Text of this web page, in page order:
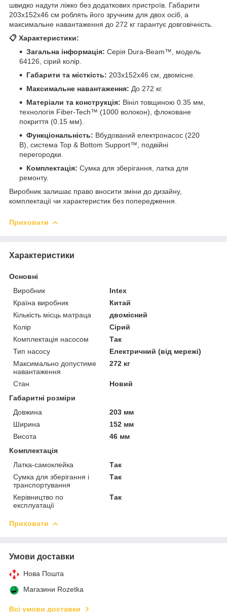
швидко надути ліжко без додаткових пристроїв. Габарити
203x152x46 см роблять його зручним для двох осіб, а
максимальне навантаження до 272 кг гарантує довговічність.
📋 Характеристики:
Загальна інформація: Серія Dura-Beam™, модель
64126, сірий колір.
Габарити та місткість: 203x152x46 см, двомісне.
Максимальне навантаження: До 272 кг.
Матеріали та конструкція: Вініл товщиною 0.35 мм,
технологія Fiber-Tech™ (1000 волокон), флоковане
покриття (0.15 мм).
Функціональність: Вбудований електронасос (220
В), система Top & Bottom Support™, подвійні
перегородки.
Комплектація: Сумка для зберігання, латка для
ремонту.
Виробник залишає право вносити зміни до дизайну,
комплектації чи характеристик без попередження.
Приховати
Характеристики
Основні
Виробник
Intex
Країна виробник
Китай
Кількість місць матраца
двомісний
Колір
Сірий
Комплектація насосом
Так
Тип насосу
Електричний (від мережі)
Максимально допустиме
навантаження
272 кг
Стан
Новий
Габаритні розміри
Довжина
203 мм
Ширина
152 мм
Висота
46 мм
Комплектація
Латка-самоклейка
Так
Сумка для зберігання і
транспортування
Так
Керівництво по
експлуатації
Так
Приховати
Умови доставки
Нова Пошта
Магазини Rozetka
Всі умови доставки